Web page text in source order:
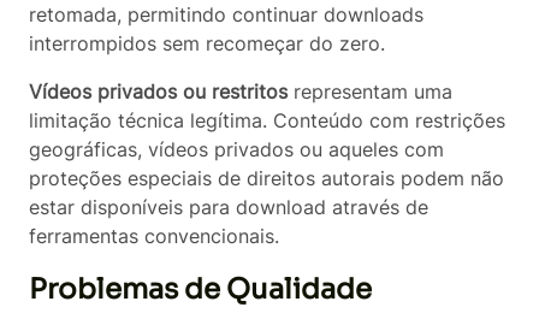
retomada, permitindo continuar downloads
interrompidos sem recomeçar do zero.
Vídeos privados ou restritosrepresentam uma
limitação técnica legítima. Conteúdo com restrições
geográficas, vídeos privados ou aqueles com
proteções especiais de direitos autorais podem não
estar disponíveis para download através de
ferramentas convencionais.
Problemas de Qualidade